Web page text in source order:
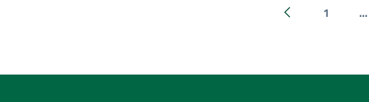
Pagina precedente
1 ...